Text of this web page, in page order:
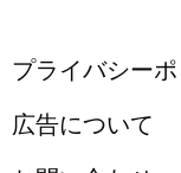
プライバシー
広告について